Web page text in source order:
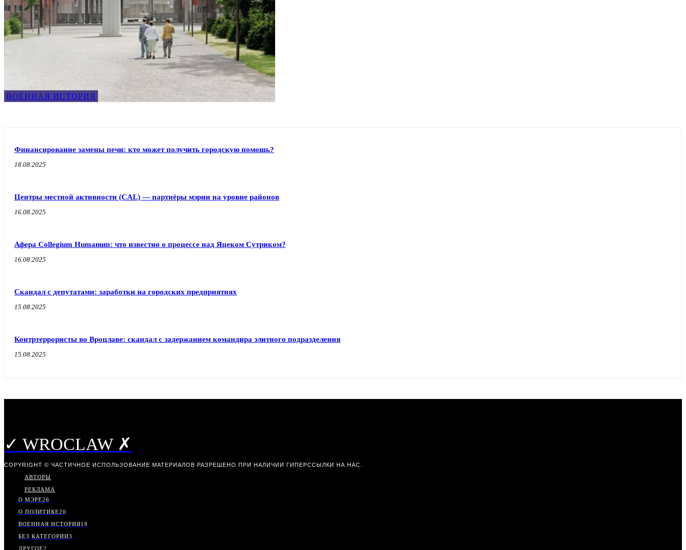
ВОЕННАЯ ИСТОРИЯ
Финансирование замены печи: кто может получить городскую помощь?
18.08.2025
Центры местной активности (CAL) — партнёры мэрии на уровне районов
16.08.2025
Афера Collegium Humanum: что известно о процессе над Яцеком Сутриком?
16.08.2025
Скандал с депутатами: заработки на городских предприятиях
15.08.2025
Контртеррористы во Вроцлаве: скандал с задержанием командира элитного подразделения
15.08.2025
✓ WROCLAW ✗
COPYRIGHT © ЧАСТИЧНОЕ ИСПОЛЬЗОВАНИЕ МАТЕРИАЛОВ РАЗРЕШЕНО ПРИ НАЛИЧИИ ГИПЕРССЫЛКИ НА НАС.
АВТОРЫ
РЕКЛАМА
О МЭРЕ26
О ПОЛИТИКЕ20
ВОЕННАЯ ИСТОРИЯ19
БЕЗ КАТЕГОРИИ3
ДРУГОЕ2